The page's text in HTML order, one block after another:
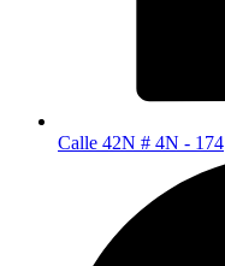
Calle 42N # 4N - 174